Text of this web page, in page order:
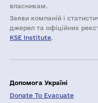
власникам.
Заяви компаній i
джерел та офіційних
KSE Institute.
Допомога Україні
Donate To Evacuate